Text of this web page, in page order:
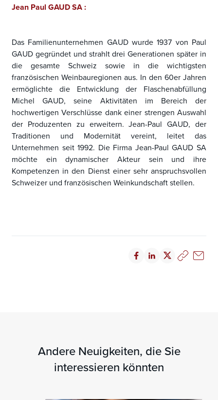
Jean Paul GAUD SA :
Das Familienunternehmen GAUD wurde 1937 von Paul
GAUD gegründet und strahlt drei Generationen später in
die gesamte Schweiz sowie in die wichtigsten
französischen Weinbauregionen aus. In den 60er Jahren
ermöglichte die Entwicklung der Flaschenabfüllung
Michel GAUD, seine Aktivitäten im Bereich der
hochwertigen Verschlüsse dank einer strengen Auswahl
der Produzenten zu erweitern. Jean-Paul GAUD, der
Traditionen und Modernität vereint, leitet das
Unternehmen seit 1992. Die Firma Jean-Paul GAUD SA
möchte ein dynamischer Akteur sein und ihre
Kompetenzen in den Dienst einer sehr anspruchsvollen
Schweizer und französischen Weinkundschaft stellen.
Andere Neuigkeiten, die Sie
interessieren könnten